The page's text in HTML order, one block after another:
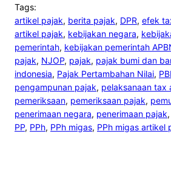
Tags:
artikel pajak, berita pajak, DPR, efek
artikel pajak, kebijakan negara,
pemerintah, kebijakan pemerintah
pajak, NJOP, pajak, pajak bumi dan
indonesia, Pajak Pertambahan Nilai,
pengampunan pajak, pelaksanaan tax
pemeriksaan, pemeriksaan pajak,
penerimaan negara, penerimaan pajak,
PP, PPh, PPh migas, PPh migas artikel